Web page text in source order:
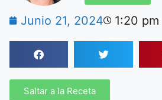
Junio 21, 2024 1:20 pm
Saltar a la Receta